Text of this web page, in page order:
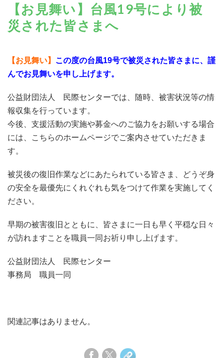
寄付する
【お見舞い】台風19号により被
災された皆さまへ
【お見舞い】 この度の台風19号で被災された皆さまに、謹
んでお見舞いを申し上げます。
公益財団法人 民際センターでは、随時、被害状況等の情
報収集を行っています。
今後、支援活動の実施や募金へのご協力をお願いする場合
には、こちらのホームページでご案内させていただきま
す。
被災後の復旧作業などにあたられている皆さま、どうぞ身
の安全を最優先にくれぐれも気をつけて作業を実施してく
ださい。
早期の被害復旧とともに、皆さまに一日も早く平穏な日々
が訪れますことを職員一同お祈り申し上げます。
公益財団法人 民際センター
事務局 職員一同
関連記事はありません。